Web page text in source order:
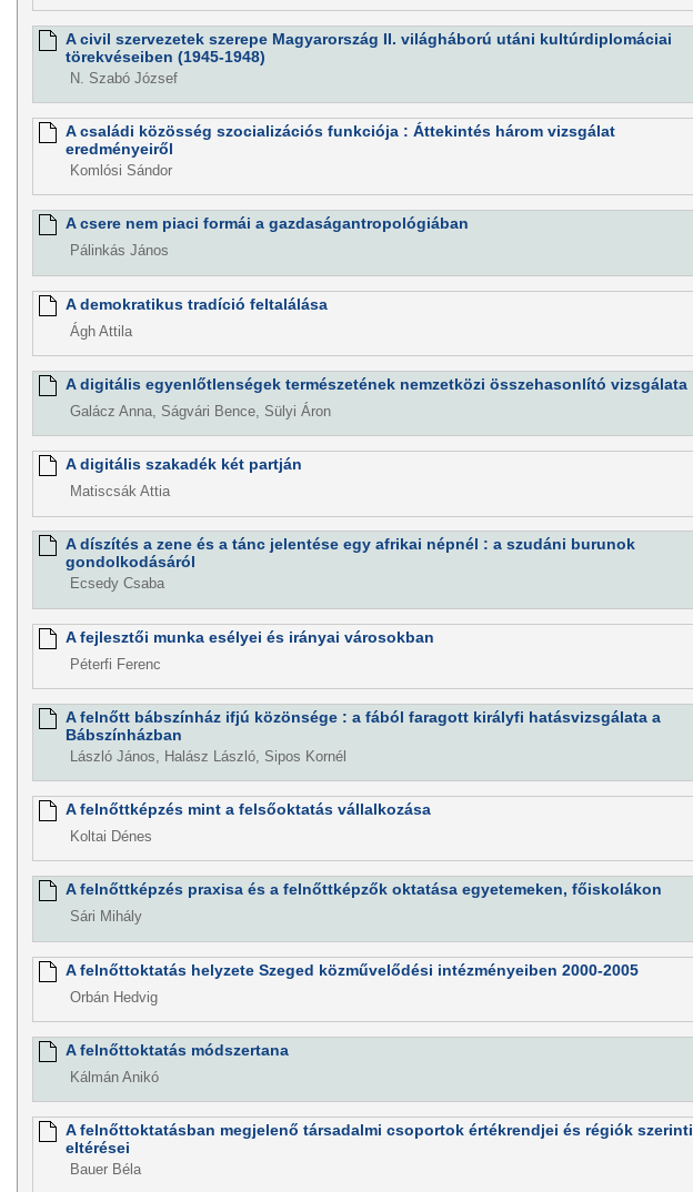
A civil szervezetek szerepe Magyarország II. világháború utáni kultúrdiplomáciai
törekvéseiben (1945-1948)
N. Szabó József
A családi közösség szocializációs funkciója : Áttekintés három vizsgálat
eredményeiről
Komlósi Sándor
A csere nem piaci formái a gazdaságantropológiában
Pálinkás János
A demokratikus tradíció feltalálása
Ágh Attila
A digitális egyenlőtlenségek természetének nemzetközi összehasonlító vizsgálata
Galácz Anna, Ságvári Bence, Sülyi Áron
A digitális szakadék két partján
Matiscsák Attia
A díszítés a zene és a tánc jelentése egy afrikai népnél : a szudáni burunok
gondolkodásáról
Ecsedy Csaba
A fejlesztői munka esélyei és irányai városokban
Péterfi Ferenc
A felnőtt bábszínház ifjú közönsége : a fából faragott királyfi hatásvizsgálata a
Bábszínházban
László János, Halász László, Sipos Kornél
A felnőttképzés mint a felsőoktatás vállalkozása
Koltai Dénes
A felnőttképzés praxisa és a felnőttképzők oktatása egyetemeken, főiskolákon
Sári Mihály
A felnőttoktatás helyzete Szeged közművelődési intézményeiben 2000-2005
Orbán Hedvig
A felnőttoktatás módszertana
Kálmán Anikó
A felnőttoktatásban megjelenő társadalmi csoportok értékrendjei és régiók szerinti
eltérései
Bauer Béla